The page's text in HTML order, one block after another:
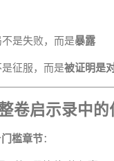
是失败，而是暴露
征服，而是被证明是
卷启示录中的
门槛章节：